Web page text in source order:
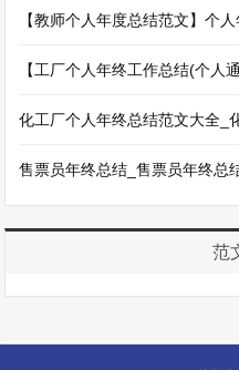
【教师个人年度总结范文】个
【工厂个人年终工作总结(个人
化工厂个人年终总结范文大全_
售票员年终总结_售票员年终总
范